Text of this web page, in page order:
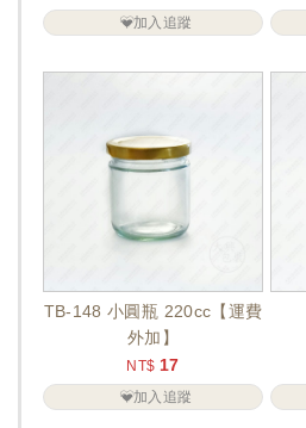
加入追蹤
TB-148 小圓瓶 220cc【運費
外加】
NT$ 17
加入追蹤